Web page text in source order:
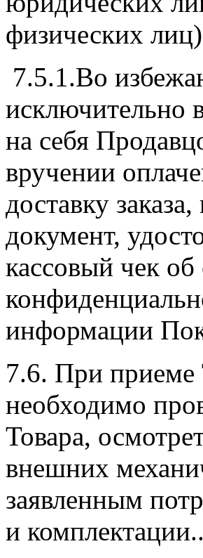
физических
7.5.1.Во
исключительно
на себя
вручении
доставку
документ,
кассовый чек об
информации
7.6. При приеме
необходимо
Товара,
внешних
заявленным
и комплектации..